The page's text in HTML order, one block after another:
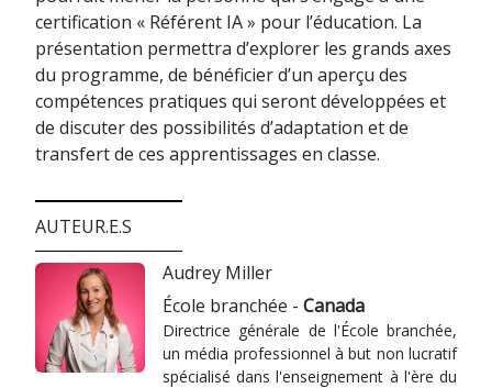
certification « Référent IA » pour l’éducation. La
présentation permettra d’explorer les grands axes
du programme, de bénéficier d’un aperçu des
compétences pratiques qui seront développées et
de discuter des possibilités d’adaptation et de
transfert de ces apprentissages en classe.
AUTEUR.E.S
Audrey Miller
École branchée - Canada
Directrice générale de l'École branchée,
un média professionnel à but non lucratif
spécialisé dans l'enseignement à l'ère du